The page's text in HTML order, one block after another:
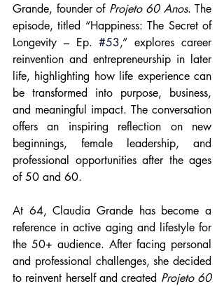
Grande, founder of Projeto 60 Anos. The
episode, titled “Happiness: The Secret of
Longevity – Ep. #53,” explores career
reinvention and entrepreneurship in later
life, highlighting how life experience can
be transformed into purpose, business,
and meaningful impact. The conversation
offers an inspiring reflection on new
beginnings, female leadership, and
professional opportunities after the ages
of 50 and 60.
At 64, Claudia Grande has become a
reference in active aging and lifestyle for
the 50+ audience. After facing personal
and professional challenges, she decided
to reinvent herself and created Projeto 60